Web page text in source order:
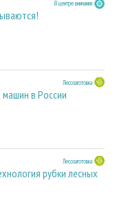
В центре внимания
Лесозаготовка
в России
Лесозаготовка
рубки лесных